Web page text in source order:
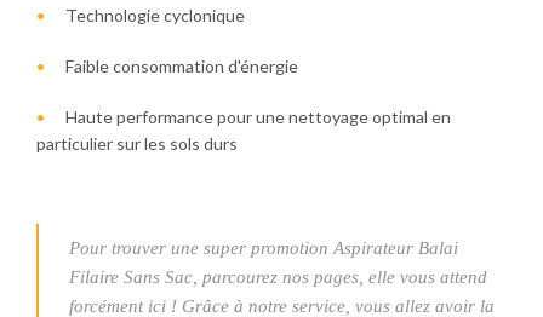
Technologie cyclonique
Faible consommation d'énergie
Haute performance pour une nettoyage optimal en
particulier sur les sols durs
Pour trouver une super promotion Aspirateur Balai
Filaire Sans Sac, parcourez nos pages, elle vous attend
forcément ici ! Grâce à notre service, vous allez avoir la